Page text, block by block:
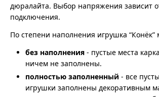
дюралайта. Выбор напряжения зависит
подключения.
По степени наполнения игрушка “Конёк”
без наполнения - пустые места
ничем не заполнены.
полностью заполненный - все
игрушки заполнены декоративным